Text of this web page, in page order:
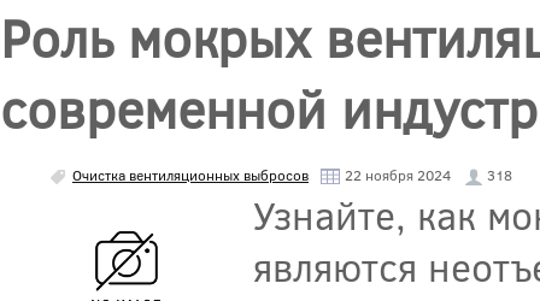
Роль мокрых
современной
Очистка вентиляционных выбросов 22 ноября 2024 318
Узнайте, как
являются